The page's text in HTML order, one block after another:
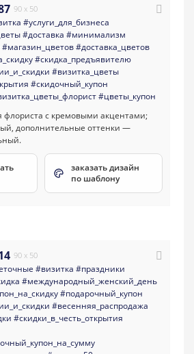
90 x 50
#услуги_для_бизнеса
#доставка #минимализм
#магазин_цветов#доставка_цветов
#скидка_предъявителю
#визитка_цветы
#скидочный_купон
#цветы_купон
заказать дизайн
по шаблону
90 x 50
#визитка #праздники
#международный_женский_день
#подарочный_купон
#весенняя_распродажа
#скидки_в_честь_открытия